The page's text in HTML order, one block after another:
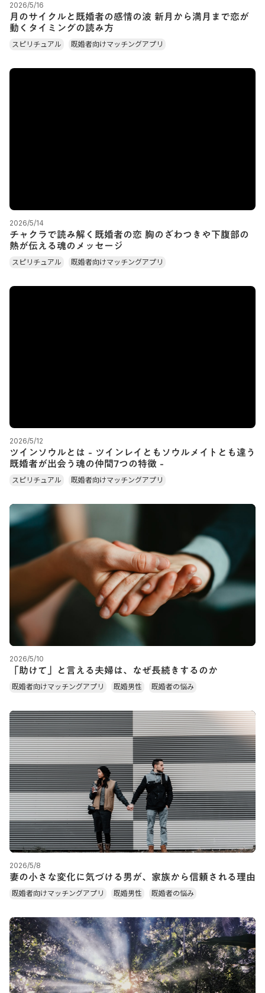
2026/5/16
月のサイクルと既婚者の感情の波 新月から満月まで恋が
動くタイミングの読み方
スピリチュアル 既婚者向けマッチングアプリ
2026/5/14
チャクラで読み解く既婚者の恋 胸のざわつきや下腹部の
熱が伝える魂のメッセージ
スピリチュアル 既婚者向けマッチングアプリ
2026/5/12
ツインソウルとは - ツインレイともソウルメイトとも違う
既婚者が出会う魂の仲間7つの特徴 -
スピリチュアル 既婚者向けマッチングアプリ
2026/5/10
「助けて」と言える夫婦は、なぜ長続きするのか
既婚者向けマッチングアプリ 既婚男性 既婚者の悩み
2026/5/8
妻の小さな変化に気づける男が、家族から信頼される理由
既婚者向けマッチングアプリ 既婚男性 既婚者の悩み